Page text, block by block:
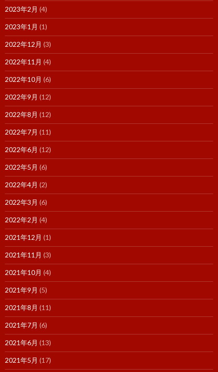
2023年2月 (4)
2023年1月 (1)
2022年12月 (3)
2022年11月 (4)
2022年10月 (6)
2022年9月 (12)
2022年8月 (12)
2022年7月 (11)
2022年6月 (12)
2022年5月 (6)
2022年4月 (2)
2022年3月 (6)
2022年2月 (4)
2021年12月 (1)
2021年11月 (3)
2021年10月 (4)
2021年9月 (5)
2021年8月 (11)
2021年7月 (6)
2021年6月 (13)
2021年5月 (17)